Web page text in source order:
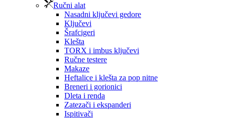
Ručni alat
Nasadni ključevi gedore
Ključevi
Šrafcigeri
Klešta
TORX i imbus ključevi
Ručne testere
Makaze
Heftalice i klešta za pop nitne
Breneri i gorionici
Dleta i renda
Zatezači i ekspanderi
Ispitivači